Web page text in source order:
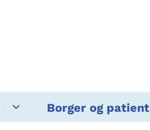
Borger og patient